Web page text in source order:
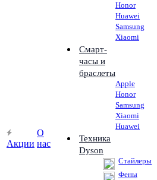
Акции
О
нас
Honor
Huawei
Samsung
Xiaomi
Смарт-
часы и
браслеты
Apple
Honor
Samsung
Xiaomi
Huawei
Техника
Dyson
Стайлеры
Фены